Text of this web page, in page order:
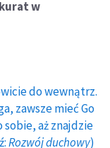
w
do wewnątrz.
zawsze mieć Go
aż znajdzie
Rozwój duchowy)